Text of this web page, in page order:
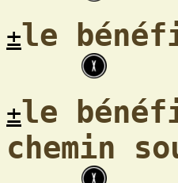
±le
±le
chemin